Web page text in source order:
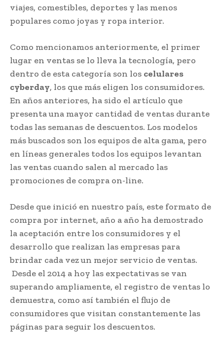
viajes, comestibles, deportes y las menos
populares como joyas y ropa interior.
Como mencionamos anteriormente, el primer
lugar en ventas se lo lleva la tecnología, pero
dentro de esta categoría son los celulares
cyberday, los que más eligen los consumidores.
En años anteriores, ha sido el artículo que
presenta una mayor cantidad de ventas durante
todas las semanas de descuentos. Los modelos
más buscados son los equipos de alta gama, pero
en líneas generales todos los equipos levantan
las ventas cuando salen al mercado las
promociones de compra on-line.
Desde que inició en nuestro país, este formato de
compra por internet, año a año ha demostrado
la aceptación entre los consumidores y el
desarrollo que realizan las empresas para
brindar cada vez un mejor servicio de ventas.
Desde el 2014 a hoy las expectativas se van
superando ampliamente, el registro de ventas lo
demuestra, como así también el flujo de
consumidores que visitan constantemente las
páginas para seguir los descuentos.